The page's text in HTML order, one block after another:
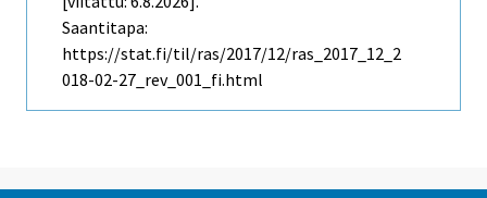
Saantitapa:
https://stat.fi/til/ras/2017/12/ras_2017_12_2
018-02-27_rev_001_fi.html